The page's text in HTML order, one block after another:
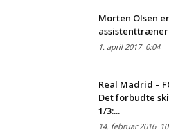
Morten Olsen er
assistenttræner
1. april 20170:04
Real Madrid –
Det forbudte
1/3:...
14. februar 2016